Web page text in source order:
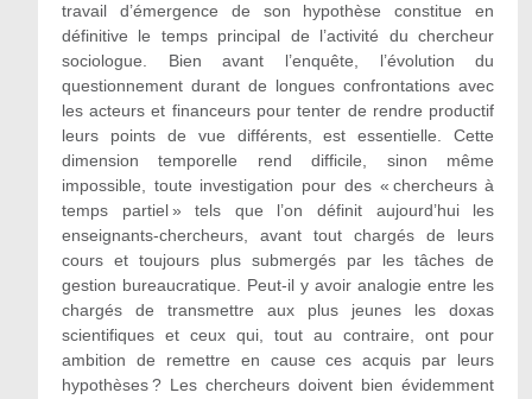
travail d’émergence de son hypothèse constitue en
définitive le temps principal de l’activité du chercheur
sociologue. Bien avant l’enquête, l’évolution du
questionnement durant de longues confrontations avec
les acteurs et financeurs pour tenter de rendre productif
leurs points de vue différents, est essentielle. Cette
dimension temporelle rend difficile, sinon même
impossible, toute investigation pour des « chercheurs à
temps partiel » tels que l’on définit aujourd’hui les
enseignants-chercheurs, avant tout chargés de leurs
cours et toujours plus submergés par les tâches de
gestion bureaucratique. Peut-il y avoir analogie entre les
chargés de transmettre aux plus jeunes les doxas
scientifiques et ceux qui, tout au contraire, ont pour
ambition de remettre en cause ces acquis par leurs
hypothèses ? Les chercheurs doivent bien évidemment